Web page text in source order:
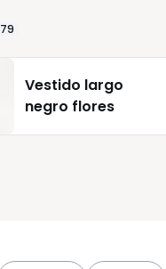
79
Vestido largo
negro flores